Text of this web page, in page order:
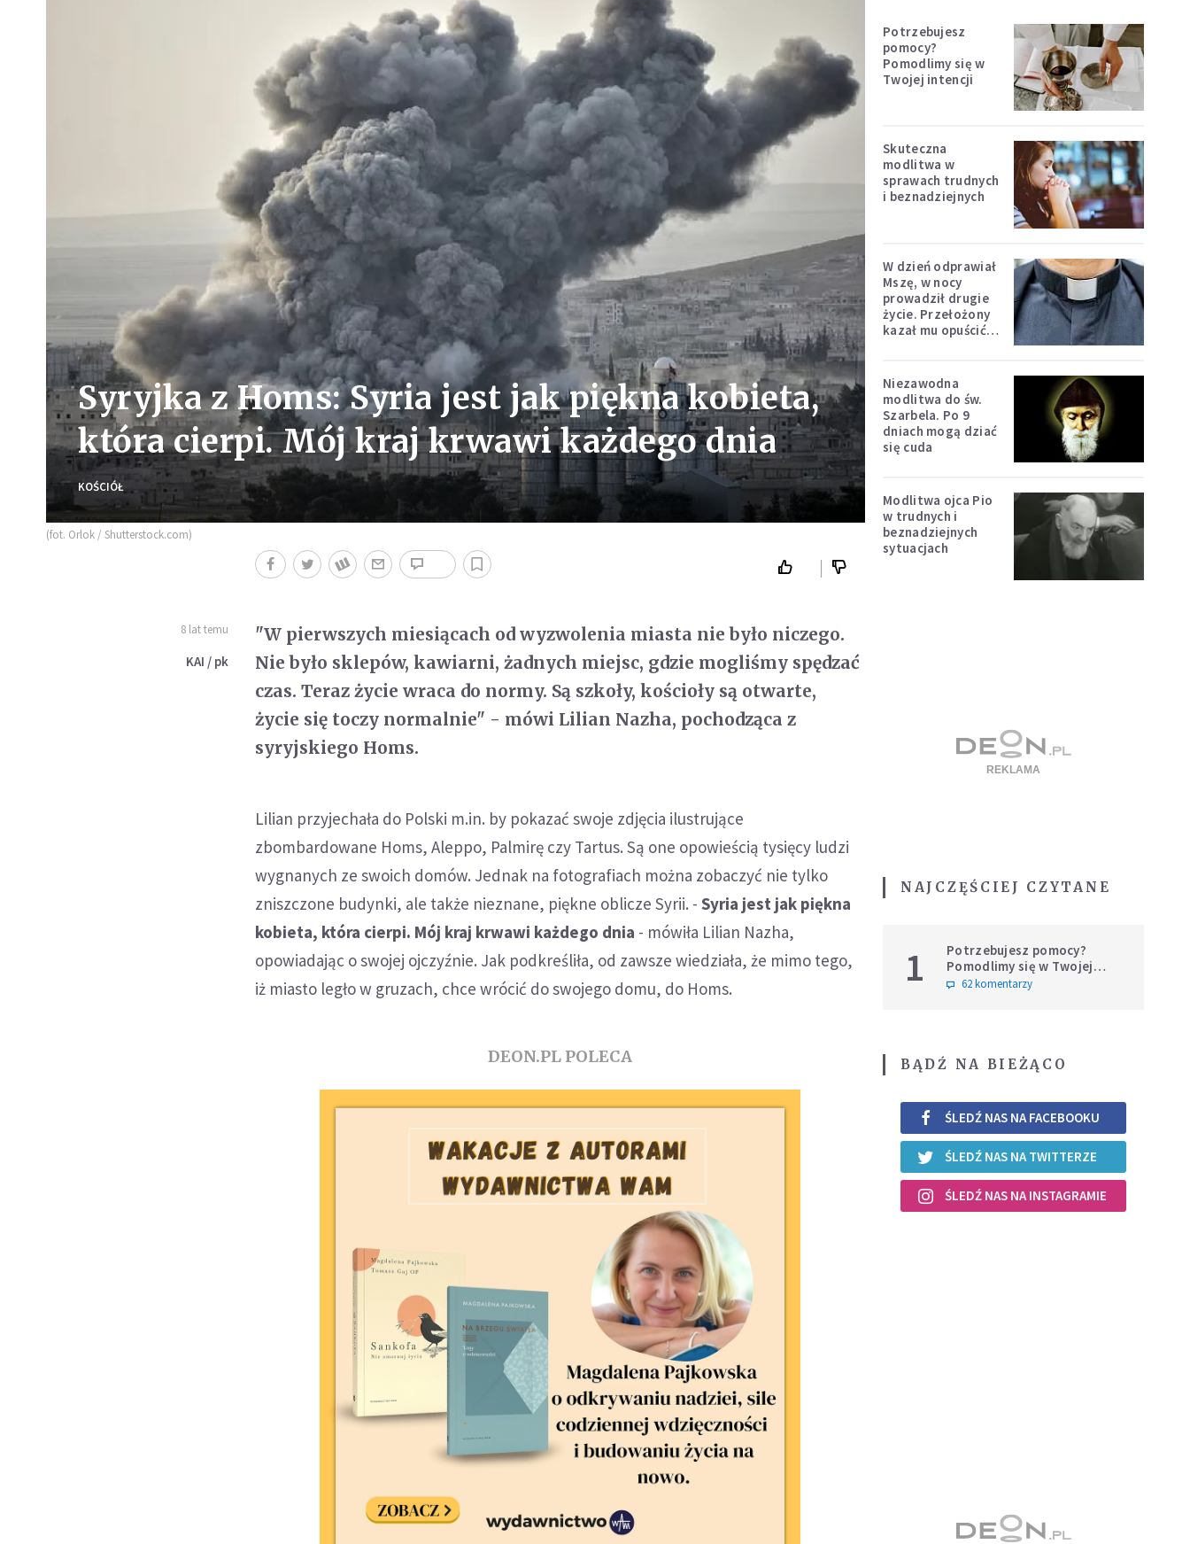
Syryjka z Homs: Syria jest jak piękna kobieta,
która cierpi. Mój kraj krwawi każdego dnia
KOŚCIÓŁ
(fot. Orlok / Shutterstock.com)
8 lat temu
KAI / pk
"W pierwszych miesiącach od wyzwolenia miasta nie było niczego.
Nie było sklepów, kawiarni, żadnych miejsc, gdzie mogliśmy spędzać
czas. Teraz życie wraca do normy. Są szkoły, kościoły są otwarte,
życie się toczy normalnie" - mówi Lilian Nazha, pochodząca z
syryjskiego Homs.
Lilian przyjechała do Polski m.in. by pokazać swoje zdjęcia ilustrujące
zbombardowane Homs, Aleppo, Palmirę czy Tartus. Są one opowieścią tysięcy ludzi
wygnanych ze swoich domów. Jednak na fotografiach można zobaczyć nie tylko
zniszczone budynki, ale także nieznane, piękne oblicze Syrii. -Syria jest jak piękna
kobieta, która cierpi. Mój kraj krwawi każdego dnia - mówiła Lilian Nazha,
opowiadając o swojej ojczyźnie. Jak podkreśliła, od zawsze wiedziała, że mimo tego,
iż miasto legło w gruzach, chce wrócić do swojego domu, do Homs.
DEON.PL POLECA
Potrzebujesz
pomocy?
Pomodlimy się w
Twojej intencji
Skuteczna
modlitwa w
sprawach trudnych
i beznadziejnych
W dzień odprawiał
Mszę, w nocy
prowadził drugie
życie. Przełożony
kazał mu opuścić
Niezawodna
modlitwa do św.
Szarbela. Po 9
dniach mogą dziać
się cuda
Modlitwa ojca Pio
w trudnych i
beznadziejnych
sytuacjach
NAJCZĘŚCIEJ CZYTANE
1
Potrzebujesz pomocy?
Pomodlimy się w Twojej
intencji
62 komentarzy
BĄDŹ NA BIEŻĄCO
ŚLEDŹ NAS NA FACEBOOKU
ŚLEDŹ NAS NA TWITTERZE
ŚLEDŹ NAS NA INSTAGRAMIE